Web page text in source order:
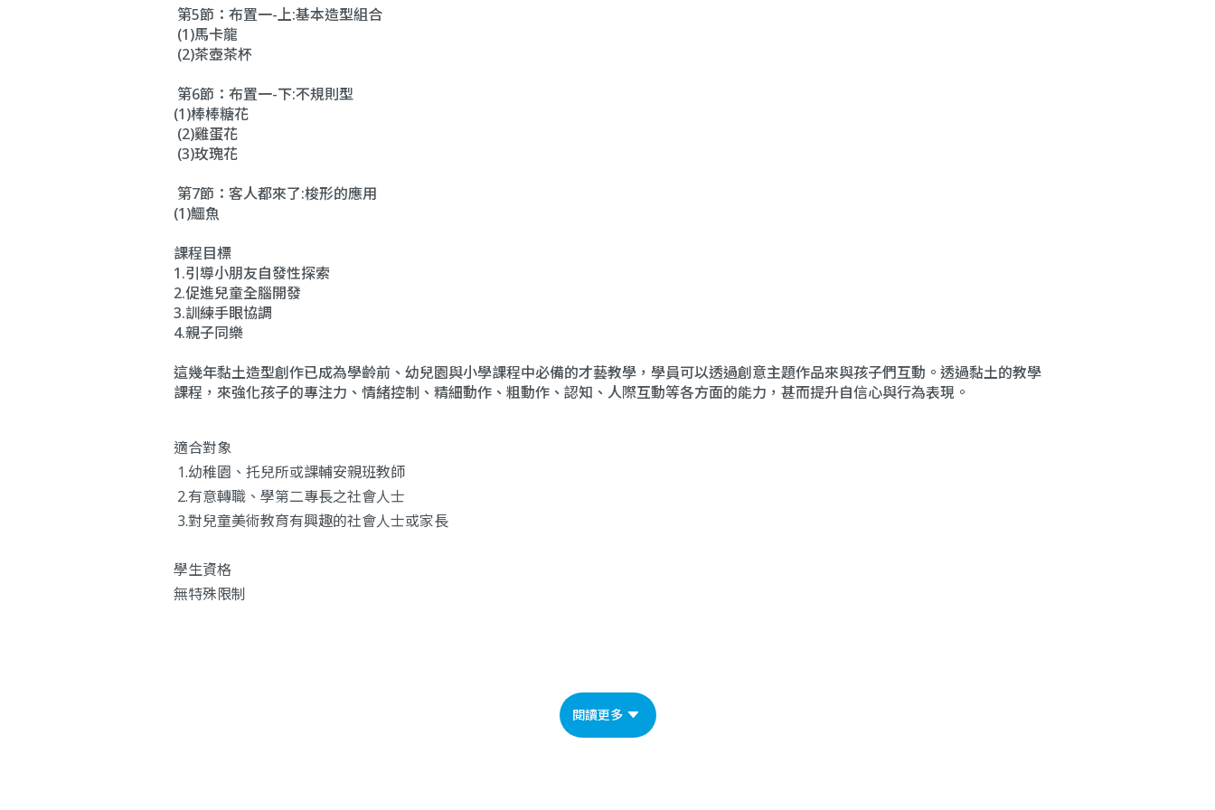
第5節：布置一-上:基本造型組合
(1)馬卡龍
(2)茶壺茶杯
第6節：布置一-下:不規則型
(1)棒棒糖花
(2)雞蛋花
(3)玫瑰花
第7節：客人都來了:梭形的應用
(1)鱷魚
課程目標
1.引導小朋友自發性探索
2.促進兒童全腦開發
3.訓練手眼協調
4.親子同樂
這幾年黏土造型創作已成為學齡前、幼兒園與小學課程中必備的才藝教學，學員可以透過創意主題作品來與孩子們互動。透過黏土的教學
課程，來強化孩子的專注力、情緒控制、精細動作、粗動作、認知、人際互動等各方面的能力，甚而提升自信心與行為表現。
適合對象
1.幼稚園、托兒所或課輔安親班教師
2.有意轉職、學第二專長之社會人士
3.對兒童美術教育有興趣的社會人士或家長
學生資格
無特殊限制
閱讀更多